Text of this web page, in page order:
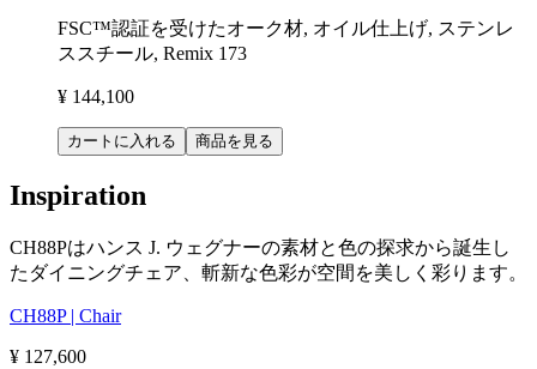
FSC™認証を受けたオーク材, オイル仕上げ, ステンレ
ススチール, Remix 173
¥ 144,100
カートに入れる 商品を見る
Inspiration
CH88Pはハンス J. ウェグナーの素材と色の探求から誕生し
たダイニングチェア、斬新な色彩が空間を美しく彩ります。
CH88P | Chair
¥ 127,600